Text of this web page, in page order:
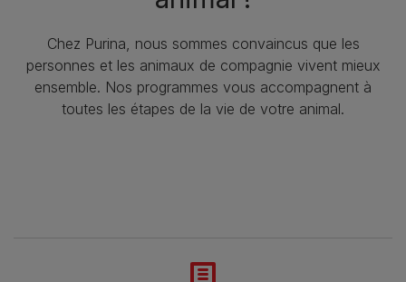
Chez Purina, nous sommes convaincus que les
personnes et les animaux de compagnie vivent mieux
ensemble. Nos programmes vous accompagnent à
toutes les étapes de la vie de votre animal.​